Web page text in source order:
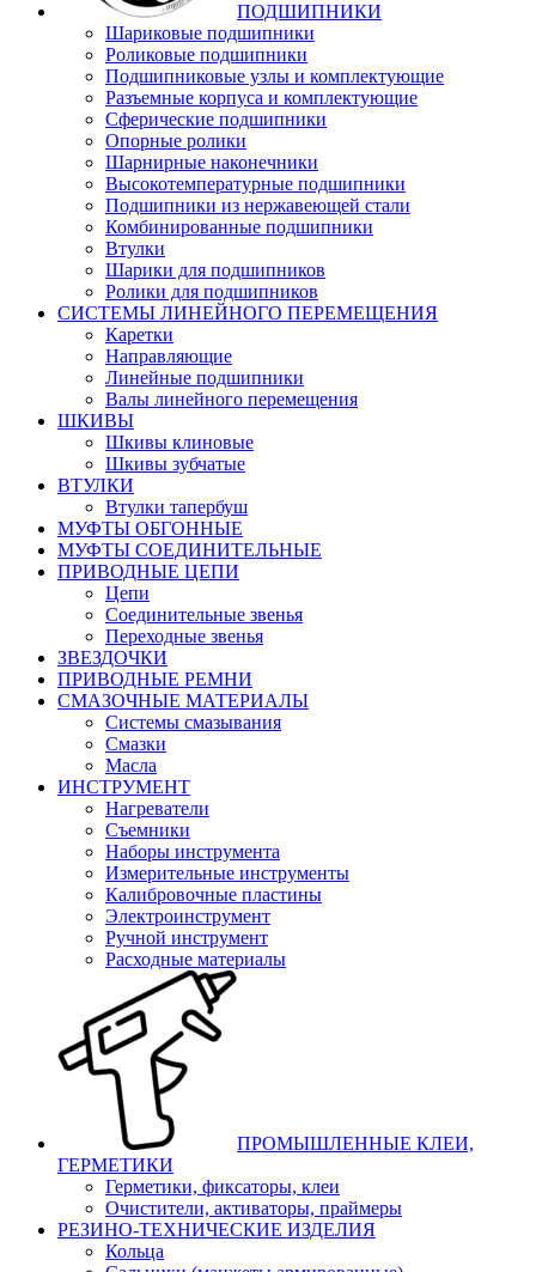
ПОДШИПНИКИ
Шариковые подшипники
Роликовые подшипники
Подшипниковые узлы и комплектующие
Разъемные корпуса и комплектующие
Сферические подшипники
Опорные ролики
Шарнирные наконечники
Высокотемпературные подшипники
Подшипники из нержавеющей стали
Комбинированные подшипники
Втулки
Шарики для подшипников
Ролики для подшипников
СИСТЕМЫ ЛИНЕЙНОГО ПЕРЕМЕЩЕНИЯ
Каретки
Направляющие
Линейные подшипники
Валы линейного перемещения
ШКИВЫ
Шкивы клиновые
Шкивы зубчатые
ВТУЛКИ
Втулки тапербуш
МУФТЫ ОБГОННЫЕ
МУФТЫ СОЕДИНИТЕЛЬНЫЕ
ПРИВОДНЫЕ ЦЕПИ
Цепи
Соединительные звенья
Переходные звенья
ЗВЕЗДОЧКИ
ПРИВОДНЫЕ РЕМНИ
СМАЗОЧНЫЕ МАТЕРИАЛЫ
Системы смазывания
Смазки
Масла
ИНСТРУМЕНТ
Нагреватели
Съемники
Наборы инструмента
Измерительные инструменты
Калибровочные пластины
Электроинструмент
Ручной инструмент
Расходные материалы
ПРОМЫШЛЕННЫЕ КЛЕИ,
ГЕРМЕТИКИ
Герметики, фиксаторы, клеи
Очистители, активаторы, праймеры
РЕЗИНО-ТЕХНИЧЕСКИЕ ИЗДЕЛИЯ
Кольца